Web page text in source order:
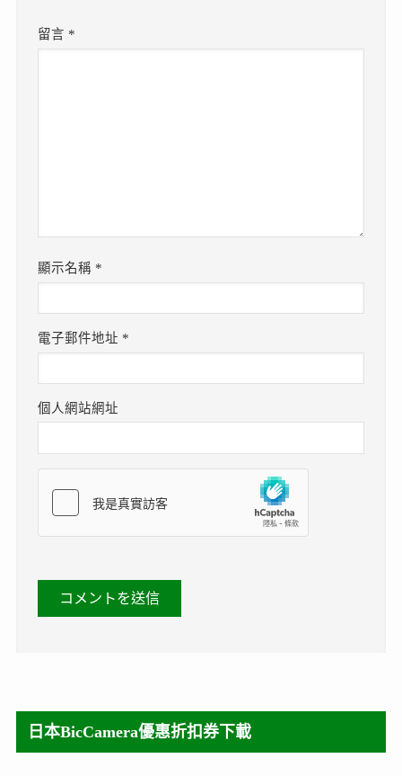
留言 *
顯示名稱 *
電子郵件地址 *
個人網站網址
日本BicCamera優惠折扣券下載